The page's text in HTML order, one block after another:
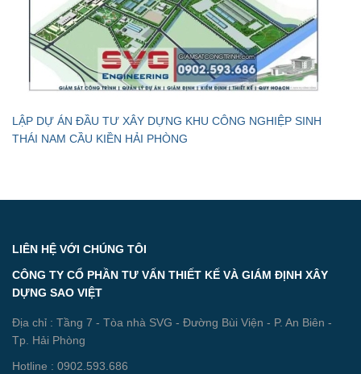
LẬP DỰ ÁN ĐẦU TƯ XÂY DỰNG KHU CÔNG NGHIỆP SINH
THÁI NAM CẦU KIỀN HẢI PHÒNG
LIÊN HỆ VỚI CHÚNG TÔI
CÔNG TY CỔ PHẦN TƯ VẤN THIẾT KẾ VÀ GIÁM ĐỊNH XÂY
DỰNG SAO VIỆT
Địa chỉ : Tầng 7 - Tòa nhà SVG - Đường Bùi Viện - P. An Biên -
Tp. Hải Phòng
Hotline : 0902.593.686